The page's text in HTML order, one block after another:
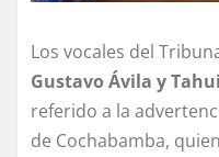
Los vocales del
Gustavo Ávila y
referido a la
de Cochabamba,